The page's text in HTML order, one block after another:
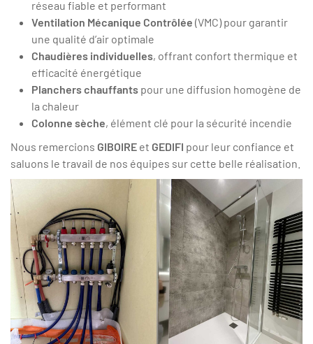
réseau fiable et performant
Ventilation Mécanique Contrôlée (VMC) pour garantir
une qualité d’air optimale
Chaudières individuelles, offrant confort thermique et
efficacité énergétique
Planchers chauffants pour une diffusion homogène de
la chaleur
Colonne sèche, élément clé pour la sécurité incendie
Nous remercions GIBOIRE et GEDIFI pour leur confiance et
saluons le travail de nos équipes sur cette belle réalisation.